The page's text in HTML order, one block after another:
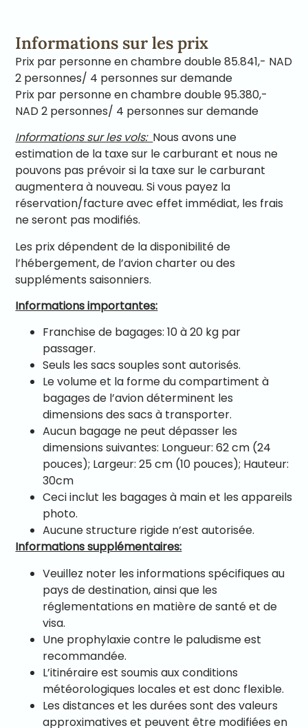
Informations sur les prix
Prix par personne en chambre double 85.841,- NAD
2 personnes/ 4 personnes sur demande
Prix par personne en chambre double 95.380,-
NAD 2 personnes/ 4 personnes sur demande
Informations sur les vols: Nous avons une
estimation de la taxe sur le carburant et nous ne
pouvons pas prévoir si la taxe sur le carburant
augmentera à nouveau. Si vous payez la
réservation/facture avec effet immédiat, les frais
ne seront pas modifiés.
Les prix dépendent de la disponibilité de
l’hébergement, de l’avion charter ou des
suppléments saisonniers.
Informations importantes:
Franchise de bagages: 10 à 20 kg par
passager.
Seuls les sacs souples sont autorisés.
Le volume et la forme du compartiment à
bagages de l’avion déterminent les
dimensions des sacs à transporter.
Aucun bagage ne peut dépasser les
dimensions suivantes: Longueur: 62 cm (24
pouces); Largeur: 25 cm (10 pouces); Hauteur:
30cm
Ceci inclut les bagages à main et les appareils
photo.
Aucune structure rigide n’est autorisée.
Informations supplémentaires:
Veuillez noter les informations spécifiques au
pays de destination, ainsi que les
réglementations en matière de santé et de
visa.
Une prophylaxie contre le paludisme est
recommandée.
L’itinéraire est soumis aux conditions
météorologiques locales et est donc flexible.
Les distances et les durées sont des valeurs
approximatives et peuvent être modifiées en